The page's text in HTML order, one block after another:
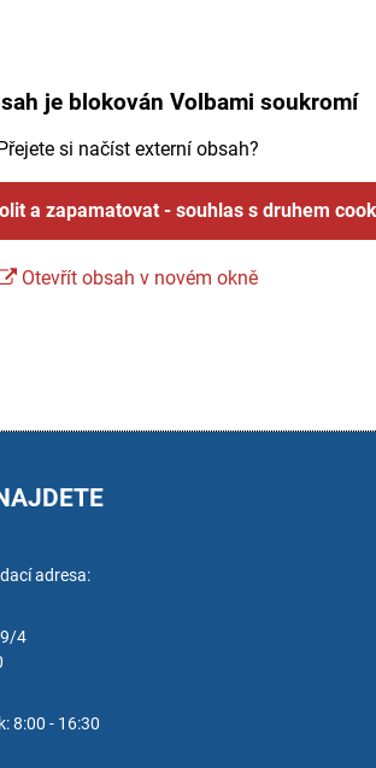
je blokován Volbami soukromí
si načíst externí obsah?
a zapamatovat - souhlas s druhem
Otevřít obsah v novém okně
adresa:
4
8:00 - 16:30